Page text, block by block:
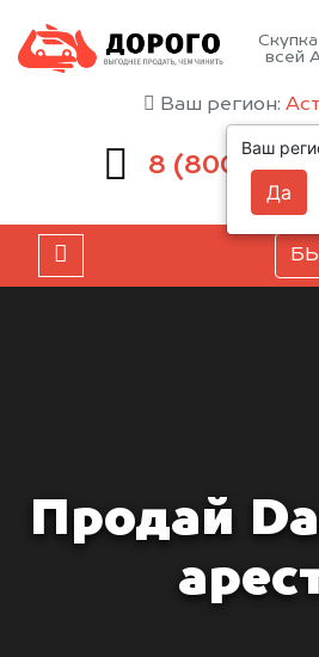
всей
Ваш регион:
8 (800)
Продай
Ваш
Да